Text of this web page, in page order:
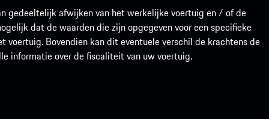
gedeeltelijk afwijken van het werkelijke voertuig en / of de
dat de waarden die zijn opgegeven voor een specifieke
Bovendien kan dit eventuele verschil de krachtens de
informatie over de fiscaliteit van uw voertuig.